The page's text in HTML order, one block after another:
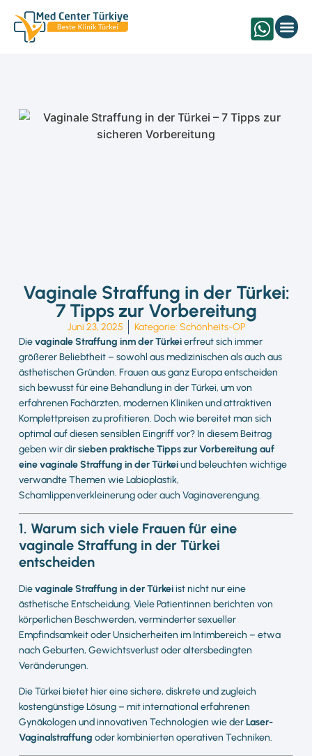
Vaginale Straffung in der Türkei:
7 Tipps zur Vorbereitung
Juni 23, 2025 Kategorie: Schönheits-OP
Dievaginale Straffung inm der Türkeierfreut sich immer
größerer Beliebtheit – sowohl aus medizinischen als auch aus
ästhetischen Gründen. Frauen aus ganz Europa entscheiden
sich bewusst für eine Behandlung in der Türkei, um von
erfahrenen Fachärzten, modernen Kliniken und attraktiven
Komplettpreisen zu profitieren. Doch wie bereitet man sich
optimal auf diesen sensiblen Eingriff vor? In diesem Beitrag
geben wir dirsieben praktische Tipps zur Vorbereitung auf
eine vaginale Straffung in der Türkeiund beleuchten wichtige
verwandte Themen wie Labioplastik,
Schamlippenverkleinerung oder auch Vaginaverengung.
1. Warum sich viele Frauen für eine
vaginale Straffung in der Türkei
entscheiden
Dievaginale Straffung in der Türkeiist nicht nur eine
ästhetische Entscheidung. Viele Patientinnen berichten von
körperlichen Beschwerden, verminderter sexueller
Empfindsamkeit oder Unsicherheiten im Intimbereich – etwa
nach Geburten, Gewichtsverlust oder altersbedingten
Veränderungen.
Die Türkei bietet hier eine sichere, diskrete und zugleich
kostengünstige Lösung – mit international erfahrenen
Gynäkologen und innovativen Technologien wie derLaser-
Vaginalstraffung oder kombinierten operativen Techniken.